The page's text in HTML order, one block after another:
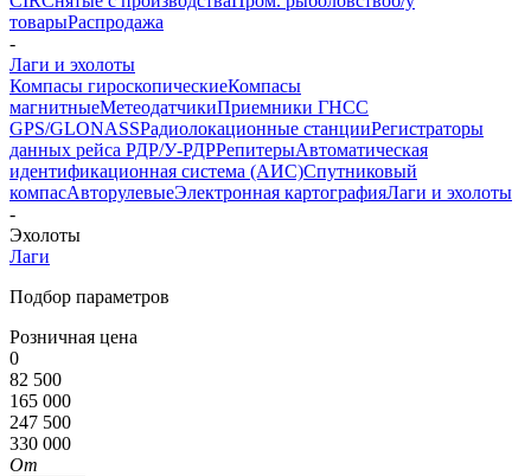
товарыРаспродажа
-
Лаги и эхолоты
Компасы гироскопическиеКомпасы
магнитныеМетеодатчикиПриемники ГНСС
GPS/GLONASSРадиолокационные станцииРегистраторы
данных рейса РДР/У-РДРРепитерыАвтоматическая
идентификационная система (АИС)Спутниковый
компасАвторулевыеЭлектронная картографияЛаги и эхолоты
-
Эхолоты
Лаги
Подбор параметров
Розничная цена
0
82 500
165 000
247 500
330 000
От